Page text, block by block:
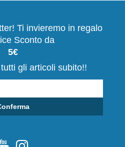
RICERCA
Ti invieremo in regalo
Sconto da
5€
gli articoli subito!!